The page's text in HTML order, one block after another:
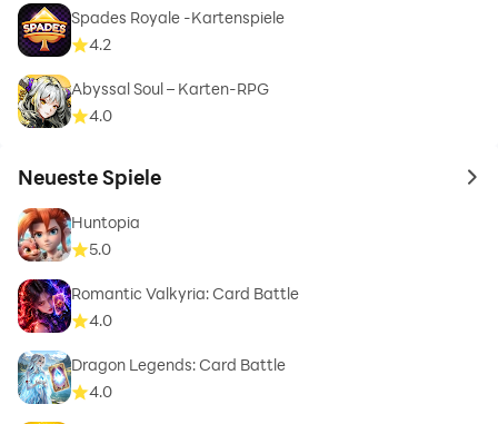
Spades Royale -Kartenspiele
4.2
Abyssal Soul – Karten-RPG
4.0
Neueste Spiele to
Huntopia
5.0
Romantic Valkyria: Card Battle
4.0
Dragon Legends: Card Battle
4.0